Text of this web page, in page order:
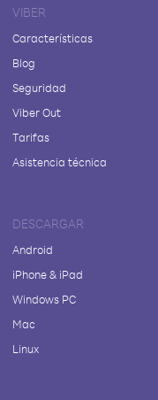
VIBER
Características
Blog
Seguridad
Viber Out
Tarifas
Asistencia técnica
DESCARGAR
Android
iPhone & iPad
Windows PC
Mac
Linux